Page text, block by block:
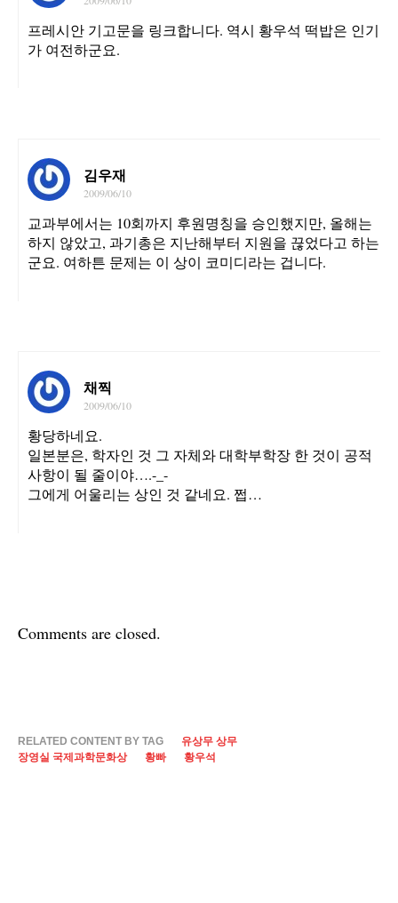
프레시안 기고문을 링크합니다. 역시 황우석 떡밥은 인기
가 여전하군요.
김우재
2009/06/10
교과부에서는 10회까지 후원명칭을 승인했지만, 올해는
하지 않았고, 과기총은 지난해부터 지원을 끊었다고 하는
군요. 여하튼 문제는 이 상이 코미디라는 겁니다.
채찍
2009/06/10
황당하네요.
일본분은, 학자인 것 그 자체와 대학부학장 한 것이 공적
사항이 될 줄이야….-_-
그에게 어울리는 상인 것 같네요. 쩝…
Comments are closed.
RELATED CONTENT BY TAG
유상무 상무
장영실 국제과학문화상
황빠 황우석